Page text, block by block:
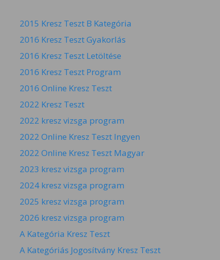
2015 Kresz Teszt B Kategória
2016 Kresz Teszt Gyakorlás
2016 Kresz Teszt Letöltése
2016 Kresz Teszt Program
2016 Online Kresz Teszt
2022 Kresz Teszt
2022 kresz vizsga program
2022 Online Kresz Teszt Ingyen
2022 Online Kresz Teszt Magyar
2023 kresz vizsga program
2024 kresz vizsga program
2025 kresz vizsga program
2026 kresz vizsga program
A Kategória Kresz Teszt
A Kategóriás Jogosítvány Kresz Teszt